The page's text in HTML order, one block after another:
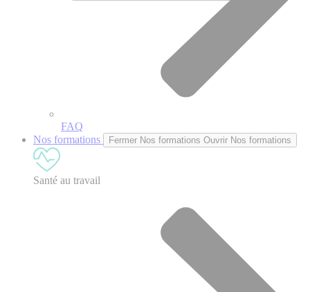
FAQ
Nos formations
Fermer Nos formations Ouvrir Nos formations
Santé au travail